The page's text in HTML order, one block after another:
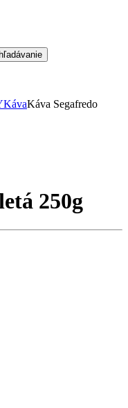
KávaKáva Segafredo
250g